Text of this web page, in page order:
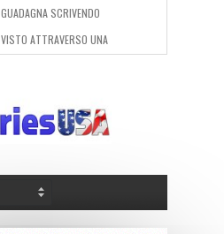
GUADAGNA SCRIVENDO
ATTRAVERSO UNA